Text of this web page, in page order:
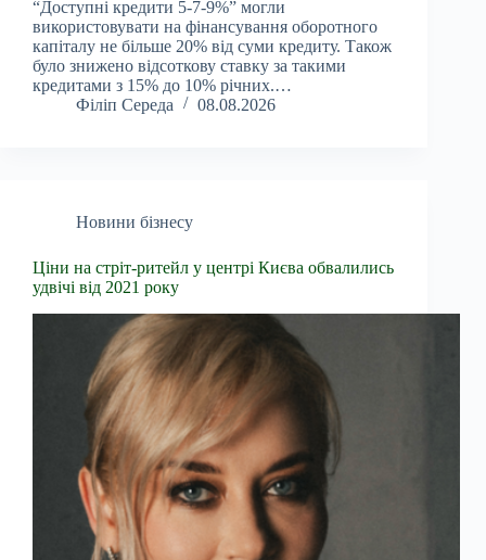
“Доступні кредити 5-7-9%” могли
використовувати на фінансування оборотного
капіталу не більше 20% від суми кредиту. Також
було знижено відсоткову ставку за такими
кредитами з 15% до 10% річних.…
Філіп Середа
08.08.2026
Новини бізнесу
Ціни на стріт-ритейл у центрі Києва обвалились
удвічі від 2021 року